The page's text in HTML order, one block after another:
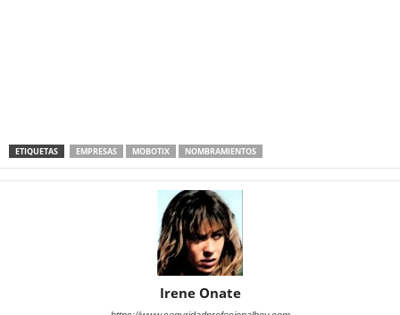
ETIQUETAS EMPRESAS MOBOTIX NOMBRAMIENTOS
Irene Onate